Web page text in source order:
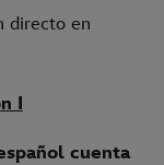
directo en
I
cuenta